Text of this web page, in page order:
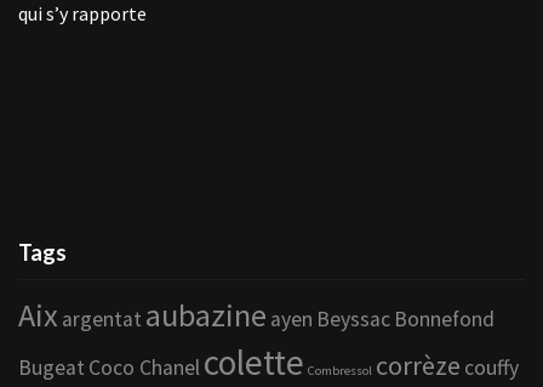
qui s’y rapporte
Tags
Aix argentat aubazine ayen Beyssac Bonnefond
Bugeat Coco Chanelcolette Combressol corrèze couffy